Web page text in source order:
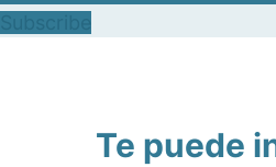
Te puede